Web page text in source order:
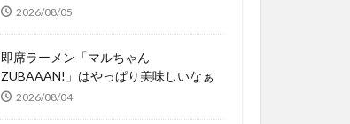
2026/08/05
即席ラーメン「マルちゃん
ZUBAAAN!」はやっぱり美味しいなぁ
2026/08/04